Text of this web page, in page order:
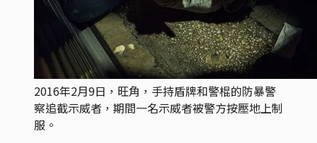
2016年2月9日，旺角，手持盾牌和警棍的防暴警
察追截示威者，期間一名示威者被警方按壓地上制
服。